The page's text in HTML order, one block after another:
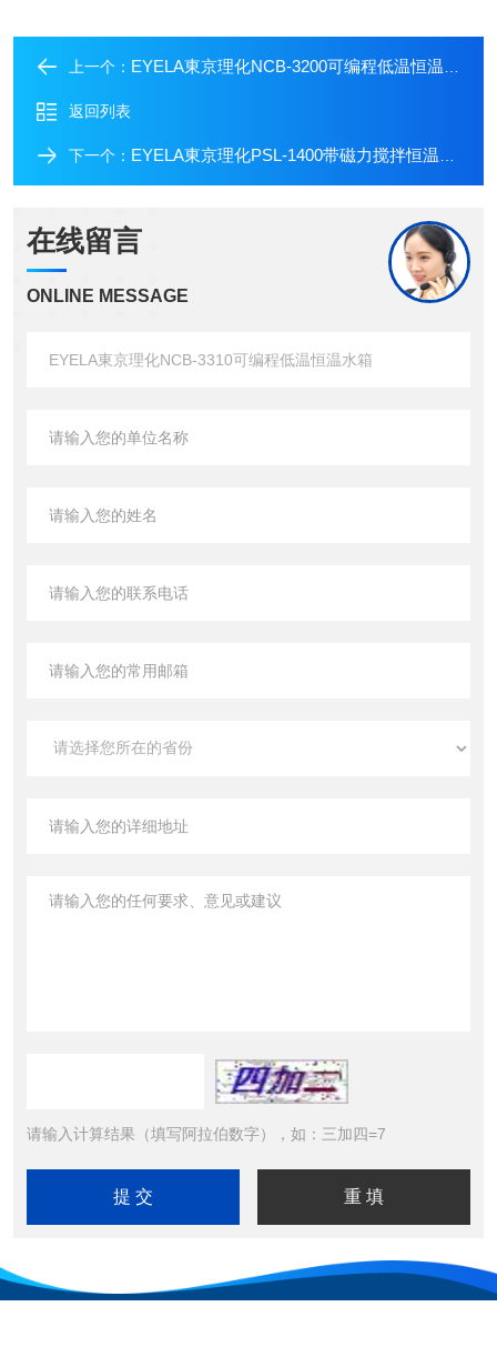
上一个： EYELA東京理化NCB-3200可编程低温恒温水箱
返回列表
下一个： EYELA東京理化PSL-1400带磁力搅拌恒温水箱
在线留言
ONLINE MESSAGE
请输入计算结果（填写阿拉伯数字），如：三加四=7